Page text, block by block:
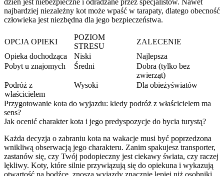
najbardziej niezależny kot może wpaść w tarapaty, dlatego obecność
człowieka jest niezbędna dla jego bezpieczeństwa.
OPCJA OPIEKI
POZIOM
STRESU
ZALECENIE
Opieka dochodząca
Niski
Najlepsza
Pobyt u znajomych
Średni
Dobra (tylko bez
zwierząt)
Podróż z
właścicielem
Wysoki Dla obieżyświatów
Przygotowanie kota do wyjazdu: kiedy podróż z właścicielem ma
sens?
Jak ocenić charakter kota i jego predyspozycje do bycia turystą?
Każda decyzja o zabraniu kota na wakacje musi być poprzedzona
wnikliwą obserwacją jego charakteru. Zanim spakujesz transporter,
zastanów się, czy Twój podopieczny jest ciekawy świata, czy raczej
lękliwy. Koty, które silnie przywiązują się do opiekuna i wykazują
otwartość na bodźce, znoszą wyjazdy znacznie lepiej niż osobniki